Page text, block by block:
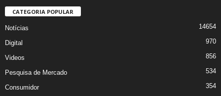
CATEGORIA POPULAR
Notícias 14654
Digital 970
Videos 856
Pesquisa de Mercado 534
Consumidor 354